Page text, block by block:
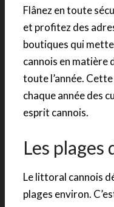
Flânez en toute
et profitez des
boutiques qui
cannois en matière
toute l’année.
chaque année des
esprit cannois.
Les plages
Le littoral cannois
plages environ.